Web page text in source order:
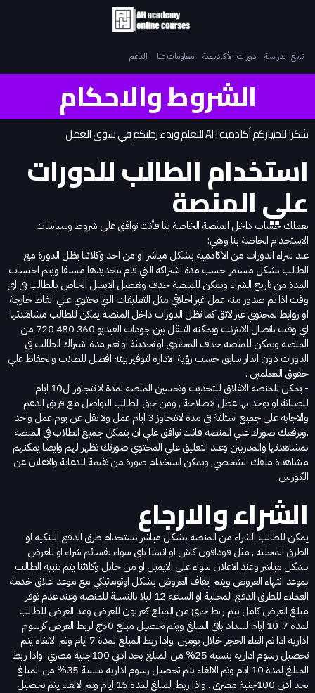
تابع الدراسة دورات الأكاديمية معلومات عنا الدعم
الشروط والاحكام
شكرا لاختياركم أكادمية AH للتعلم وبدء رحلتكم في سوق العمل
استخدام الطالب للدورات
علي المنصة
بعملك حساب داخل المنصة الخاصة بنا فأنت توافق علي شروط وسياسات
الاستخدام الخاصة بنا وهي:
عند شراء الدورات من الاكادمية بشكل مباشر او من احد وكلائنا يظل الدورة مع
الطالب بشكل مستمر حسب مدة اشتراكه التي قام بتحديدها مسبقا ويتم احتساب
المدة من تاريخ الشراء ويمكن للمنصة حدف وتعطيل الايميل الخاص بالطالب في اي
وقت اذا تم صدور منه عمل غير اخلاقي مثل التعليقات التي تحتوي علي الفاظ خارجة
او روابط لمحتوي غير لائق كما تظل الدورات داخل المنصه يمكن للطالب مشاهدتها
اي وقت باتصال الانترنت ويمكنه التنقل بين جودات الفيديو 360 480 720 من
المنصه ويمكن للمنصه حذف المحتوي او تحديثة او تغير مدة اشتراك الطالب في
الدورات دون انذار سابق حسب رؤية الادارة لتوفير بيئه افضل للطلاب والحفاظ علي
حقوق المعلمين .
- يمكن للمنصه الاغلاق للتحديث وتحسين المنصه لمدة لا تتجاوز ال10 ايام
للصيانة او يوجد بها عطل لاصلاحة , ومن حق الطالب التواصل مع فريق الدعم
والاجابه علي جميع اسئلتة في مدة لاتتجاوز 3 ايام عمل ولا تقل عن يوم عمل واحد
.وبرفعك صورك علي المنصه فانت توافق علي ان يتمكن جميع الطلاب في المنصه
بمشاهدتها والمدربين وعند التعليق علي المحتوي صورتك تظهر لهم وايضا يمكنهم
مشاهدة ملفك الشخصي, ويمكن استخدام صورة من تقيمة للدعاية والاعلان عن
الكورس.
الشراء والارجاع
يمكن للطالب الشراء من المنصه بشكل مباشر بستخدام طرق الدفع البنكيه او
الطرق المحليه , مثل فودافون كاش او انستا باي سواء بقسائم شراء او للعرض
بشكل مباشر وعند الاعلان سواء علي الايميل او من خلال وكلائنا يتم تنبيه الطالب
بموعد انتهاء العروض ويتم ايقاف العروض بشكل اوتوماتيكي مع موعد اغلاق خدمة
العملاء للطرق الدفع المحلية او الساعه 12 ليلا بالنسبة للمنصه وعند عدم توفر
مبلغ العرض كامل يتم ربط جزئ من المبلغ كعربون للعرض ومد العرض للطالب
لمدة 7-10 ايام لسداد باقي المبلغ ويتم تحصيل مبلغ 50ج لربط العرض كرسوم
اداريه اذا تم الغاء الحجز خلال يومين .واذا ربط المبلغ لمدة 7 ايام وتم الالغاء يتم
تحصيل رسوم اداريه بنسبة 25% من المبلغ بحد ادني 100جنية مصري .واذا ربط
المبلغ لمدة 10 ايام وتم الالغاء يتم تحصيل رسوم اداريه بنسبة 35% من المبلغ
بحد ادني 100جنية مصري . واذا ربط المبلغ لمدة 15 ايام وتم الالغاء يتم تحصيل